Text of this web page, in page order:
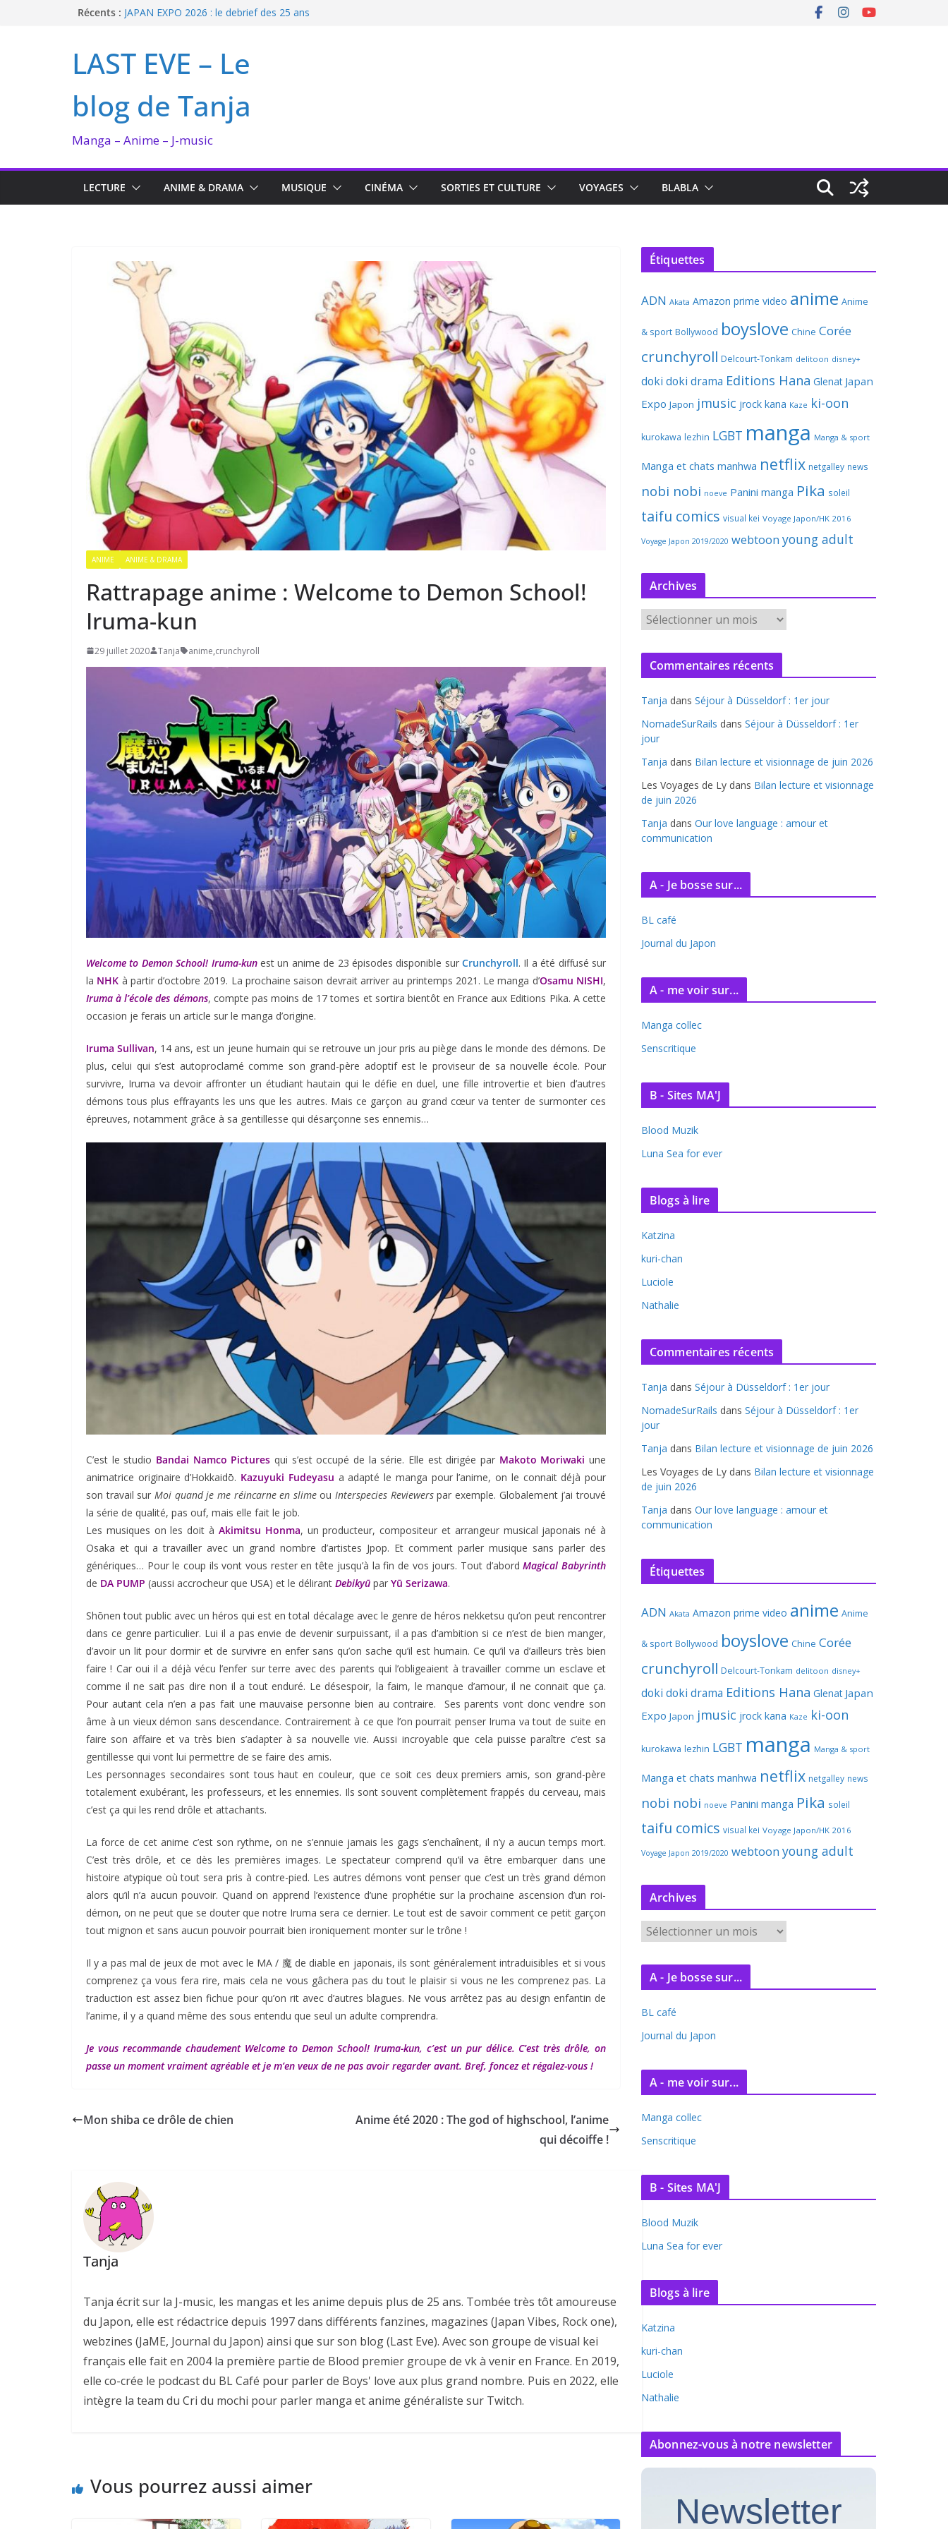
Récents : JAPAN EXPO 2026 : le debrief des 25 ans
I’m not in love de Zeniko Sumiya
Enomoto n’est pas un ange
LAST EVE – Le
blog de Tanja
Manga – Anime – J-music
LECTURE ANIME & DRAMA MUSIQUE CINÉMA SORTIES ET CULTURE VOYAGES BLABLA
ANIME ANIME & DRAMA
Rattrapage anime : Welcome to Demon School!
Iruma-kun
29 juillet 2020 Tanja anime,crunchyroll
Welcome to Demon School! Iruma-kunest un anime de 23 épisodes disponible surCrunchyroll. Il a été diffusé sur
la NHK à partir d’octobre 2019. La prochaine saison devrait arriver au printemps 2021. Le manga d’Osamu NISHI,
Iruma à l’école des démons, compte pas moins de 17 tomes et sortira bientôt en France aux Editions Pika. A cette
occasion je ferais un article sur le manga d’origine.
Iruma Sullivan, 14 ans, est un jeune humain qui se retrouve un jour pris au piège dans le monde des démons. De
plus, celui qui s’est autoproclamé comme son grand-père adoptif est le proviseur de sa nouvelle école. Pour
survivre, Iruma va devoir affronter un étudiant hautain qui le défie en duel, une fille introvertie et bien d’autres
démons tous plus effrayants les uns que les autres. Mais ce garçon au grand cœur va tenter de surmonter ces
épreuves, notamment grâce à sa gentillesse qui désarçonne ses ennemis…
C’est le studio Bandai Namco Pictures qui s’est occupé de la série. Elle est dirigée par Makoto Moriwaki une
animatrice originaire d’Hokkaidō. Kazuyuki Fudeyasu a adapté le manga pour l’anime, on le connait déjà pour
son travail sur Moi quand je me réincarne en slimeouInterspecies Reviewerspar exemple. Globalement j’ai trouvé
la série de qualité, pas ouf, mais elle fait le job.
Les musiques on les doit à Akimitsu Honma, un producteur, compositeur et arrangeur musical japonais né à
Osaka et qui a travailler avec un grand nombre d’artistes Jpop. Et comment parler musique sans parler des
génériques… Pour le coup ils vont vous rester en tête jusqu’à la fin de vos jours. Tout d’abordMagical Babyrinth
de DA PUMP (aussi accrocheur que USA) et le délirant Debikyū par Yū Serizawa.
Shōnen tout public avec un héros qui est en total décalage avec le genre de héros nekketsu qu’on peut rencontrer
dans ce genre particulier. Lui il a pas envie de devenir surpuissant, il a pas d’ambition si ce n’est de bien manger,
d’avoir un lit pour dormir et de survivre en enfer sans qu’on sache qu’il est humain. Ce qu’il va d’ailleurs très bien
faire ! Car oui il a déjà vécu l’enfer sur terre avec des parents qui l’obligeaient à travailler comme un esclave et
comme il ne sait pas dire non il a tout enduré. Le désespoir, la faim, le manque d’amour, il ne connait que ça.
Pour autant cela n’en a pas fait une mauvaise personne bien au contraire. Ses parents vont donc vendre son
âme à un vieux démon sans descendance. Contrairement à ce que l’on pourrait penser Iruma va tout de suite en
faire son affaire et va très bien s’adapter à sa nouvelle vie. Aussi incroyable que cela puisse paraître c’est sa
gentillesse qui vont lui permettre de se faire des amis.
Les personnages secondaires sont tous haut en couleur, que ce soit ces deux premiers amis, son grand-père
totalement exubérant, les professeurs, et les ennemies. Ils sont souvent complètement frappés du cerveau, mais
c’est ça qui les rend drôle et attachants.
La force de cet anime c’est son rythme, on ne s’ennuie jamais les gags s’enchaînent, il n’y a aucun temps mort.
C’est très drôle, et ce dès les premières images. Le spectateur comprend qu’il va être embarquer dans une
histoire atypique où tout sera pris à contre-pied. Les autres démons vont penser que c’est un très grand démon
alors qu’il n’a aucun pouvoir. Quand on apprend l’existence d’une prophétie sur la prochaine ascension d’un roi-
démon, on ne peut que se douter que notre Iruma sera ce dernier. Le tout est de savoir comment ce petit garçon
tout mignon et sans aucun pouvoir pourrait bien ironiquement monter sur le trône !
Il y a pas mal de jeux de mot avec le MA / 魔 de diable en japonais, ils sont généralement intraduisibles et si vous
comprenez ça vous fera rire, mais cela ne vous gâchera pas du tout le plaisir si vous ne les comprenez pas. La
traduction est assez bien fichue pour qu’on rit avec d’autres blagues. Ne vous arrêtez pas au design enfantin de
l’anime, il y a quand même des sous entendu que seul un adulte comprendra.
Je vous recommande chaudement Welcome to Demon School! Iruma-kun, c’est un pur délice. C’est très drôle, on
passe un moment vraiment agréable et je m’en veux de ne pas avoir regarder avant. Bref, foncez et régalez-vous !
Mon shiba ce drôle de chien
Anime été 2020 : The god of highschool, l’anime
qui décoiffe !
Tanja
Tanja écrit sur la J-music, les mangas et les anime depuis plus de 25 ans. Tombée très tôt amoureuse
du Japon, elle est rédactrice depuis 1997 dans différents fanzines, magazines (Japan Vibes, Rock one),
webzines (JaME, Journal du Japon) ainsi que sur son blog (Last Eve). Avec son groupe de visual kei
français elle fait en 2004 la première partie de Blood premier groupe de vk à venir en France. En 2019,
elle co-crée le podcast du BL Café pour parler de Boys' love aux plus grand nombre. Puis en 2022, elle
intègre la team du Cri du mochi pour parler manga et anime généraliste sur Twitch.
Vous pourrez aussi aimer
Étiquettes
ADN Akata Amazon prime video anime Anime
& sport Bollywood boyslove Chine Corée
crunchyroll Delcourt-Tonkam delitoon disney+
doki doki drama Editions Hana Glenat Japan
Expo Japon jmusic jrock kana Kaze ki-oon
kurokawa lezhin LGBT manga Manga & sport
Manga et chats manhwa netflix netgalley news
nobi nobi noeve Panini manga Pika soleil
taifu comics visual kei Voyage Japon/HK 2016
Voyage Japon 2019/2020 webtoon young adult
Archives
r
c
v
e
s
Commentaires récents
Tanja dans Séjour à Düsseldorf : 1er jour
NomadeSurRails dans Séjour à Düsseldorf : 1er
jour
Tanja dans Bilan lecture et visionnage de juin 2026
Les Voyages de Ly dans Bilan lecture et visionnage
de juin 2026
Tanja dans Our love language : amour et
communication
A - Je bosse sur...
BL café
Journal du Japon
A - me voir sur...
Manga collec
Senscritique
B - Sites MA'J
Blood Muzik
Luna Sea for ever
Blogs à lire
Katzina
kuri-chan
Luciole
Nathalie
Commentaires récents
Tanja dans Séjour à Düsseldorf : 1er jour
NomadeSurRails dans Séjour à Düsseldorf : 1er
jour
Tanja dans Bilan lecture et visionnage de juin 2026
Les Voyages de Ly dans Bilan lecture et visionnage
de juin 2026
Tanja dans Our love language : amour et
communication
Étiquettes
ADN Akata Amazon prime video anime Anime
& sport Bollywood boyslove Chine Corée
crunchyroll Delcourt-Tonkam delitoon disney+
doki doki drama Editions Hana Glenat Japan
Expo Japon jmusic jrock kana Kaze ki-oon
kurokawa lezhin LGBT manga Manga & sport
Manga et chats manhwa netflix netgalley news
nobi nobi noeve Panini manga Pika soleil
taifu comics visual kei Voyage Japon/HK 2016
Voyage Japon 2019/2020 webtoon young adult
Archives
r
c
v
e
A - Je bosse sur...
BL café
Journal du Japon
A - me voir sur...
Manga collec
Senscritique
B - Sites MA'J
Blood Muzik
Luna Sea for ever
Blogs à lire
Katzina
kuri-chan
Luciole
Nathalie
Abonnez-vous à notre newsletter
Newsletter